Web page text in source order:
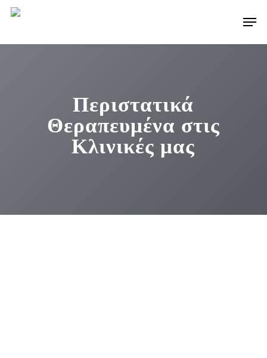
Skip
main
Περιστατικά
Θεραπευμένα στις
Κλινικές μας